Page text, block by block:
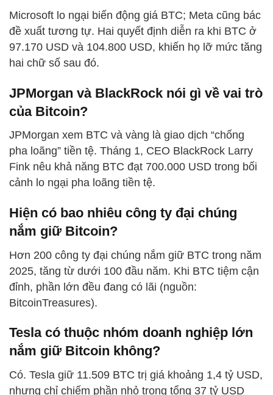
Microsoft lo ngại biến động giá BTC; Meta cũng bác
đề xuất tương tự. Hai quyết định diễn ra khi BTC ở
97.170 USD và 104.800 USD, khiến họ lỡ mức tăng
hai chữ số sau đó.
JPMorgan và BlackRock nói gì về vai trò
của Bitcoin?
JPMorgan xem BTC và vàng là giao dịch “chống
pha loãng” tiền tệ. Tháng 1, CEO BlackRock Larry
Fink nêu khả năng BTC đạt 700.000 USD trong bối
cảnh lo ngại pha loãng tiền tệ.
Hiện có bao nhiêu công ty đại chúng
nắm giữ Bitcoin?
Hơn 200 công ty đại chúng nắm giữ BTC trong năm
2025, tăng từ dưới 100 đầu năm. Khi BTC tiệm cận
đỉnh, phần lớn đều đang có lãi (nguồn:
BitcoinTreasures).
Tesla có thuộc nhóm doanh nghiệp lớn
nắm giữ Bitcoin không?
Có. Tesla giữ 11.509 BTC trị giá khoảng 1,4 tỷ USD,
nhưng chỉ chiếm phần nhỏ trong tổng 37 tỷ USD